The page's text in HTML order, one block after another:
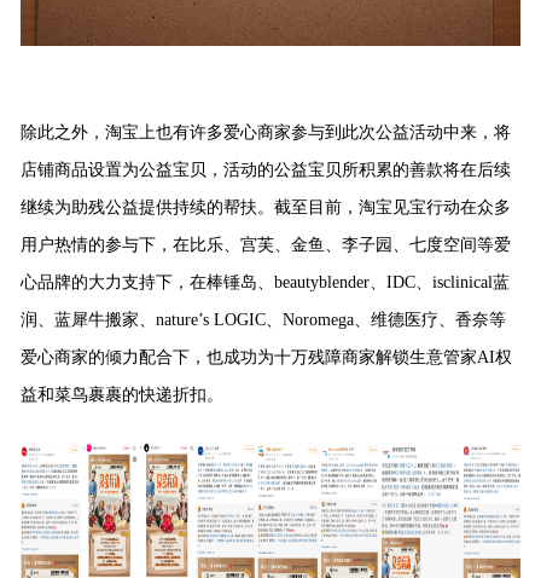
除此之外，淘宝上也有许多爱心商家参与到此次公益活动中来，将
店铺商品设置为公益宝贝，活动的公益宝贝所积累的善款将在后续
继续为助残公益提供持续的帮扶。 截至目前，淘宝见宝行动在众多
用户热情的参与下， 在比乐、宫芙、金鱼、李子园、七度空间等爱
心品牌的大力支持下，在棒锤岛、beautyblender、IDC、isclinical蓝
润、蓝犀牛搬家、nature’s LOGIC、Noromega、维德医疗、香奈等
爱心商家的倾力配合下， 也成功为十万残障商家解锁生意管家AI权
益和菜鸟裹裹的快递折扣。